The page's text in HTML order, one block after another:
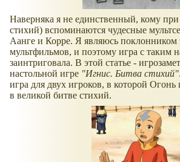
Наверняка я не единственный, кому при
стихий) вспоминаются чудесные
Аанге и Корре. Я являюсь поклонником
мультфильмов, и поэтому игра с таким
заинтриговала. В этой статье -
настольной игре "Игнис. Битва стихий"
игра для двух игроков, в которой Огонь
в великой битве стихий.